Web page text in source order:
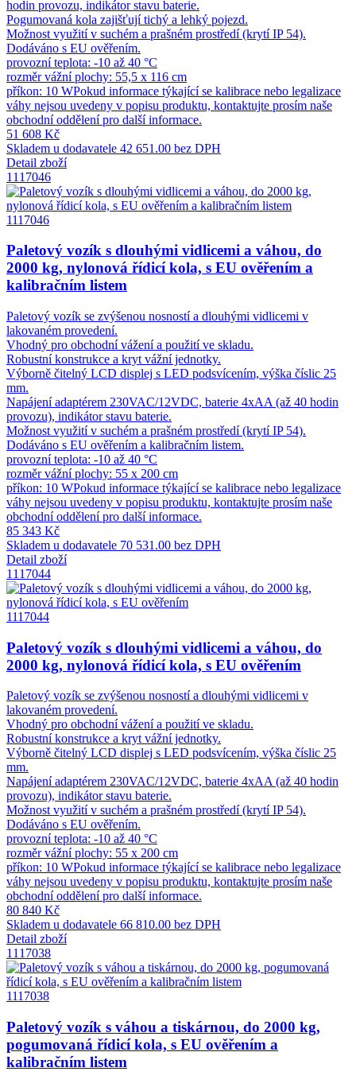
hodin provozu, indikátor stavu baterie.
Pogumovaná kola zajišťují tichý a lehký pojezd.
Možnost využití v suchém a prašném prostředí (krytí IP 54).
Dodáváno s EU ověřením.
provozní teplota: -10 až 40 °C
rozměr vážní plochy: 55,5 x 116 cm
příkon: 10 WPokud informace týkající se kalibrace nebo legalizace
váhy nejsou uvedeny v popisu produktu, kontaktujte prosím naše
obchodní oddělení pro další informace.
51 608 Kč
Skladem u dodavatele 42 651.00 bez DPH
Detail zboží
1117046
1117046
Paletový vozík s dlouhými vidlicemi a váhou, do
2000 kg, nylonová řídicí kola, s EU ověřením a
kalibračním listem
Paletový vozík se zvýšenou nosností a dlouhými vidlicemi v
lakovaném provedení.
Vhodný pro obchodní vážení a použití ve skladu.
Robustní konstrukce a kryt vážní jednotky.
Výborně čitelný LCD displej s LED podsvícením, výška číslic 25
mm.
Napájení adaptérem 230VAC/12VDC, baterie 4xAA (až 40 hodin
provozu), indikátor stavu baterie.
Možnost využití v suchém a prašném prostředí (krytí IP 54).
Dodáváno s EU ověřením a kalibračním listem.
provozní teplota: -10 až 40 °C
rozměr vážní plochy: 55 x 200 cm
příkon: 10 WPokud informace týkající se kalibrace nebo legalizace
váhy nejsou uvedeny v popisu produktu, kontaktujte prosím naše
obchodní oddělení pro další informace.
85 343 Kč
Skladem u dodavatele 70 531.00 bez DPH
Detail zboží
1117044
1117044
Paletový vozík s dlouhými vidlicemi a váhou, do
2000 kg, nylonová řídicí kola, s EU ověřením
Paletový vozík se zvýšenou nosností a dlouhými vidlicemi v
lakovaném provedení.
Vhodný pro obchodní vážení a použití ve skladu.
Robustní konstrukce a kryt vážní jednotky.
Výborně čitelný LCD displej s LED podsvícením, výška číslic 25
mm.
Napájení adaptérem 230VAC/12VDC, baterie 4xAA (až 40 hodin
provozu), indikátor stavu baterie.
Možnost využití v suchém a prašném prostředí (krytí IP 54).
Dodáváno s EU ověřením.
provozní teplota: -10 až 40 °C
rozměr vážní plochy: 55 x 200 cm
příkon: 10 WPokud informace týkající se kalibrace nebo legalizace
váhy nejsou uvedeny v popisu produktu, kontaktujte prosím naše
obchodní oddělení pro další informace.
80 840 Kč
Skladem u dodavatele 66 810.00 bez DPH
Detail zboží
1117038
1117038
Paletový vozík s váhou a tiskárnou, do 2000 kg,
pogumovaná řídicí kola, s EU ověřením a
kalibračním listem